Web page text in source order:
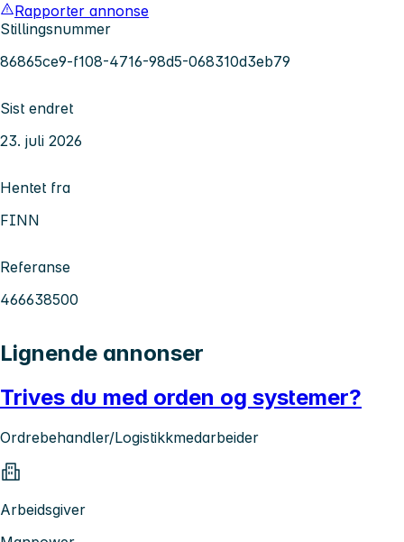
Rapporter annonse
Stillingsnummer
86865ce9-f108-4716-98d5-068310d3eb79
Sist endret
23. juli 2026
Hentet fra
FINN
Referanse
466638500
Lignende annonser
Trives du med orden og systemer?
Ordrebehandler/Logistikkmedarbeider
Arbeidsgiver